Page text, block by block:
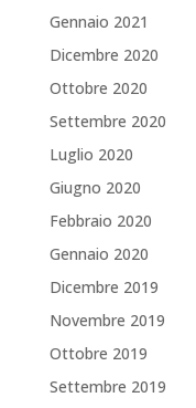
Gennaio 2021
Dicembre 2020
Ottobre 2020
Settembre 2020
Luglio 2020
Giugno 2020
Febbraio 2020
Gennaio 2020
Dicembre 2019
Novembre 2019
Ottobre 2019
Settembre 2019